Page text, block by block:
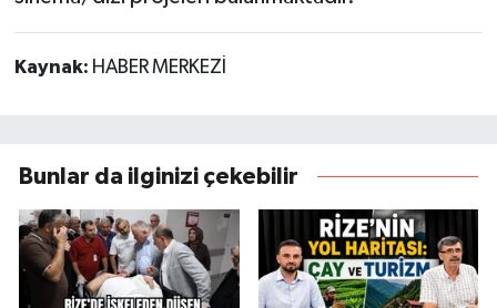
Kaynak: HABER MERKEZİ
Bunlar da ilginizi çekebilir